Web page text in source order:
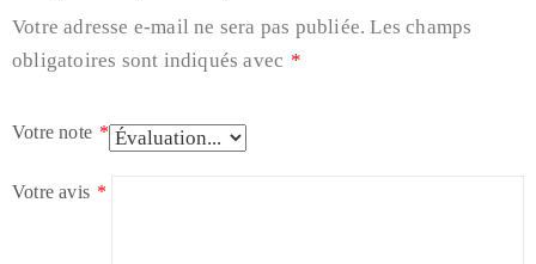
Votre adresse e-mail ne sera pas publiée. Les champs
obligatoires sont indiqués avec *
Votre note *
Votre avis *